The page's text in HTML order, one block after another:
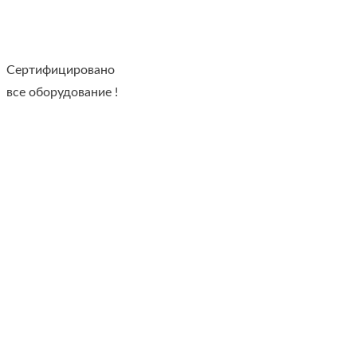
Сертифицировано
все оборудование !